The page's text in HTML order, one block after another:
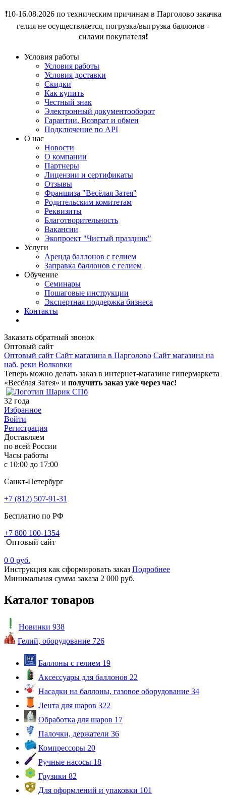
❗️10-16.08.2026 по техническим причинам в Парголово закачка
гелия не осуществляется, погрузка/выгрузка баллонов -
силами покупателя❗️
Условия работы
Условия работы
Условия доставки
Скидки
Как купить
Честный знак
Электронный документооборот
Гарантии. Возврат и обмен
Подключение по API
О нас
Новости
О компании
Партнеры
Лицензии и сертификаты
Отзывы
Франшиза "Весёлая Затея"
Родительским комитетам
Реквизиты
Благотворительность
Вакансии
Экопроект "Чистый праздник"
Услуги
Аренда баллонов с гелием
Заправка баллонов с гелием
Обучение
Семинары
Пошаговые инструкции
Экспертная поддержка бизнеса
Контакты
Заказать обратный звонок
Оптовый сайт
Оптовый сайт Сайт магазина в Парголово Сайт магазина на
наб. реки Волковки
Теперь можно делать заказ в интернет-магазине гипермаркета
«Весёлая Затея» и получить заказ уже через час!
32 года
Избранное
Войти
Регистрация
Доставляем
по всей России
Часы работы
с 10:00 до 17:00
Санкт-Петербург
+7 (812) 507-91-31
Бесплатно по РФ
+7 800 100-1354
Оптовый сайт
0 0 руб.
Инструкция как сформировать заказ Подробнее
Минимальная сумма заказа 2 000 руб.
Каталог товаров
Новинки 938
Гелий, оборудование 726
Баллоны с гелием 19
Аксессуары для баллонов 22
Насадки на баллоны, газовое оборудование 34
Лента для шаров 322
Обработка для шаров 17
Палочки, держатели 36
Компрессоры 20
Ручные насосы 18
Грузики 82
Для оформлений и упаковки 101